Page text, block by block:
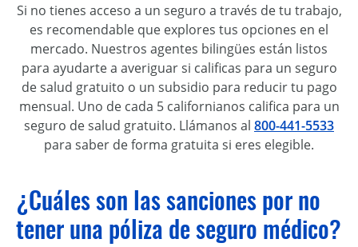
Si no tienes acceso a un seguro a través de tu trabajo,
es recomendable que explores tus opciones en el
mercado. Nuestros agentes bilingües están listos
para ayudarte a averiguar si calificas para un seguro
de salud gratuito o un subsidio para reducir tu pago
mensual. Uno de cada 5 californianos califica para un
seguro de salud gratuito. Llámanos al 800-441-5533
para saber de forma gratuita si eres elegible.
¿Cuáles son las sanciones por no
tener una póliza de seguro médico?